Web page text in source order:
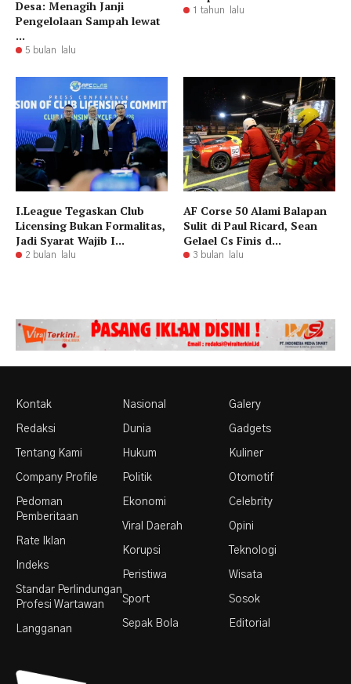
Desa: Menagih Janji
Pengelolaan Sampah lewat
...
5 bulan lalu
1 tahun lalu
I.League Tegaskan Club
Licensing Bukan Formalitas,
Jadi Syarat Wajib I...
2 bulan lalu
AF Corse 50 Alami Balapan
Sulit di Paul Ricard, Sean
Gelael Cs Finis d...
3 bulan lalu
Kontak
Redaksi
Tentang Kami
Company Profile
Pedoman
Pemberitaan
Rate Iklan
Indeks
Standar Perlindungan
Profesi Wartawan
Langganan
Nasional
Dunia
Hukum
Politik
Ekonomi
Viral Daerah
Korupsi
Peristiwa
Sport
Sepak Bola
Galery
Gadgets
Kuliner
Otomotif
Celebrity
Opini
Teknologi
Wisata
Sosok
Editorial